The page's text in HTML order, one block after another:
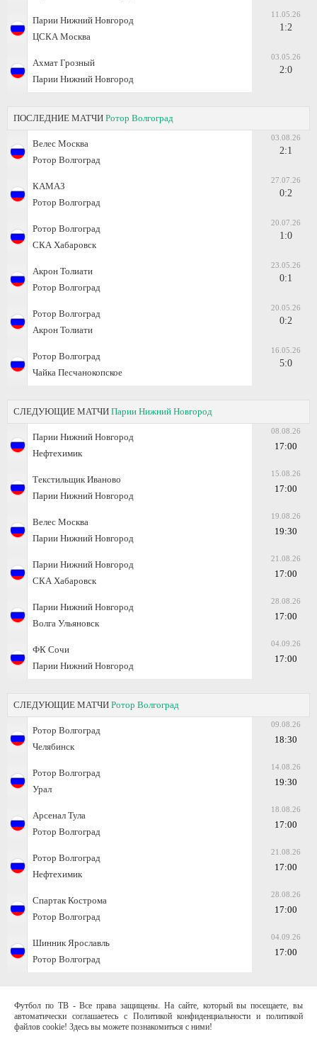
Парии Нижний Новгород
ЦСКА Москва
11.05.26
1:2
Ахмат Грозный
Парии Нижний Новгород
03.05.26
2:0
ПОСЛЕДНИЕ МАТЧИ Ротор Волгоград
Велес Москва
Ротор Волгоград
03.08.26
2:1
КАМАЗ
Ротор Волгоград
27.07.26
0:2
Ротор Волгоград
СКА Хабаровск
20.07.26
1:0
Акрон Толиати
Ротор Волгоград
23.05.26
0:1
Ротор Волгоград
Акрон Толиати
20.05.26
0:2
Ротор Волгоград
Чайка Песчанокопское
16.05.26
5:0
СЛЕДУЮЩИЕ МАТЧИ Парии Нижний Новгород
Парии Нижний Новгород
Нефтехимик
08.08.26
17:00
Текстильщик Иваново
Парии Нижний Новгород
15.08.26
17:00
Велес Москва
Парии Нижний Новгород
19.08.26
19:30
Парии Нижний Новгород
СКА Хабаровск
21.08.26
17:00
Парии Нижний Новгород
Волга Ульяновск
28.08.26
17:00
ФК Сочи
Парии Нижний Новгород
04.09.26
17:00
СЛЕДУЮЩИЕ МАТЧИ Ротор Волгоград
Ротор Волгоград
Челябинск
09.08.26
18:30
Ротор Волгоград
Урал
14.08.26
19:30
Арсенал Тула
Ротор Волгоград
18.08.26
17:00
Ротор Волгоград
Нефтехимик
21.08.26
17:00
Спартак Кострома
Ротор Волгоград
28.08.26
17:00
Шинник Ярославль
Ротор Волгоград
04.09.26
17:00
Футбол по ТВ - Все права защищены. На сайте, который вы посещаете, вы
автоматически соглашаетесь с Политикой конфиденциальности и политикой
файлов cookie! Здесь вы можете познакомиться с ними!